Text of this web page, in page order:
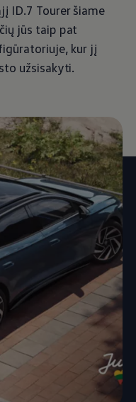
ID.7 Tourer šiame
jūs taip pat
kur jį
užsisakyti.